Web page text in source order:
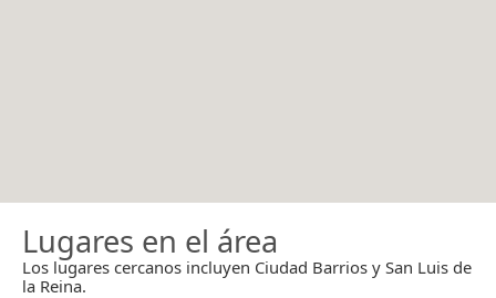
Lugares en el área
Los lugares cercanos incluyen Ciudad Barrios y San Luis de
la Reina.